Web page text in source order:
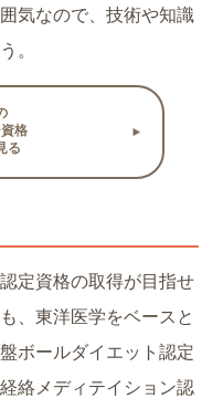
気なので、技術や知識
。
格
る
定資格の取得が目指せ
、東洋医学をベースと
ボールダイエット認定
絡メディテイション認